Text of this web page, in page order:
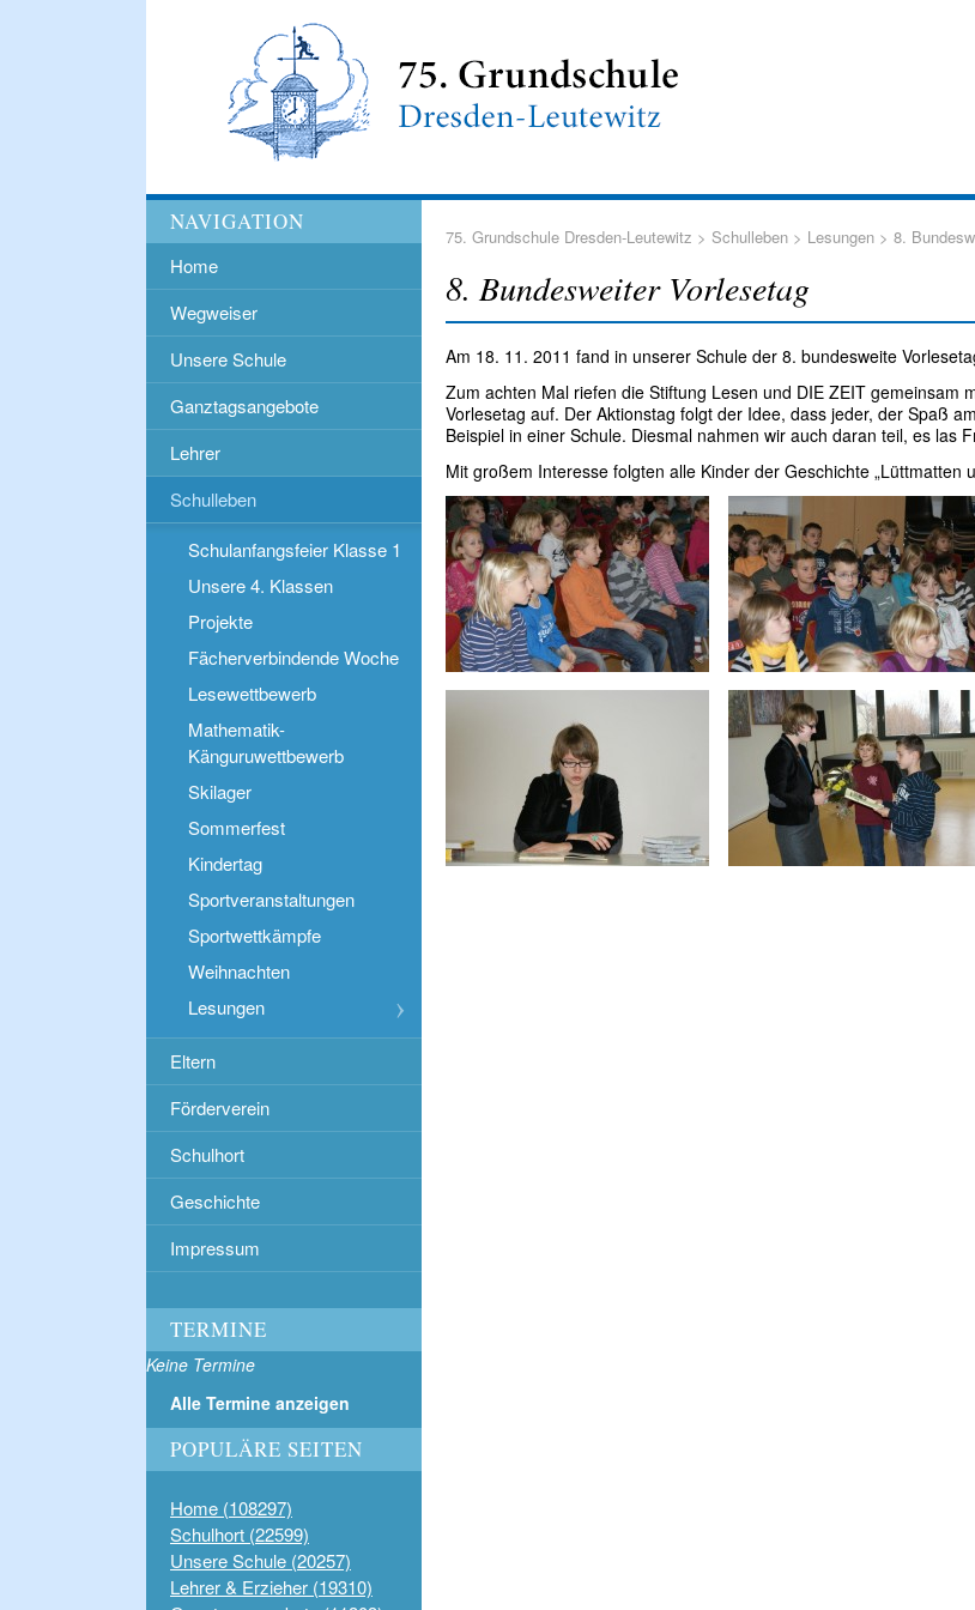
NAVIGATION
Home
Wegweiser
Unsere Schule
Ganztagsangebote
Lehrer
Schulleben
Schulanfangsfeier Klasse 1
Unsere 4. Klassen
Projekte
Fächerverbindende Woche
Lesewettbewerb
Mathematik-
Känguruwettbewerb
Skilager
Sommerfest
Kindertag
Sportveranstaltungen
Sportwettkämpfe
Weihnachten
Lesungen
Eltern
Förderverein
Schulhort
Geschichte
Impressum
TERMINE
Keine Termine
Alle Termine anzeigen
POPULÄRE SEITEN
Home (108297)
Schulhort (22599)
Unsere Schule (20257)
Lehrer & Erzieher (19310)
75. Grundschule Dresden-Leutewitz > Schulleben > Lesungen > 8.
8. Bundesweiter Vorlesetag
Am 18. 11. 2011 fand in unserer Schule der 8. bundesweite
Zum achten Mal riefen die Stiftung Lesen und DIE ZEIT gemeinsam
Vorlesetag auf. Der Aktionstag folgt der Idee, dass jeder, der Spaß
Beispiel in einer Schule. Diesmal nahmen wir auch daran teil, es las
Mit großem Interesse folgten alle Kinder der Geschichte „Lüttmatten